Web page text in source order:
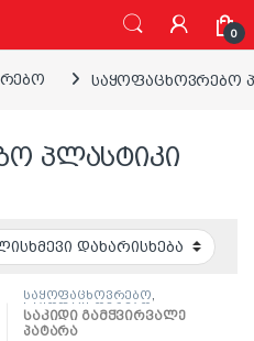
0
საყოფაცხოვრებო
პლასტიკი
საყოფაცხოვრებო,
საყოფაცხოვრებო
პლასტიკი
საკიდი გამჭვირვალე
პატარა